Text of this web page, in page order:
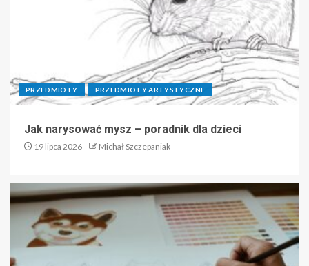
PRZEDMIOTY PRZEDMIOTY ARTYSTYCZNE
Jak narysować mysz – poradnik dla dzieci
19 lipca 2026 Michał Szczepaniak